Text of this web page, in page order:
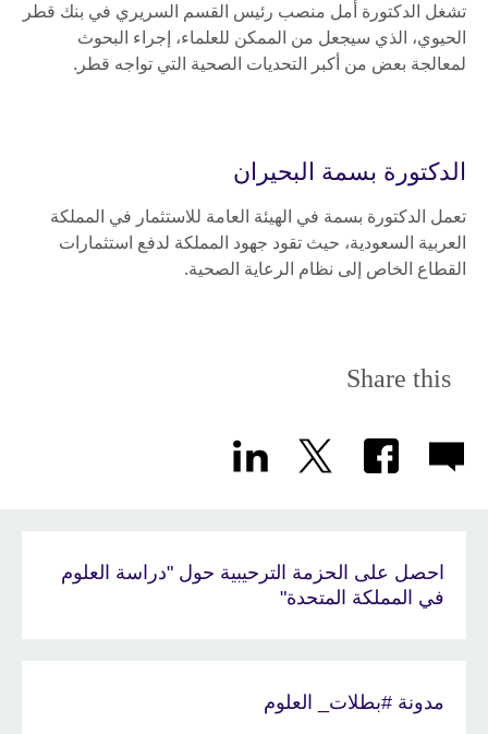
تشغل الدكتورة أمل منصب رئيس القسم السريري في بنك قطر
الحيوي، الذي سيجعل من الممكن للعلماء، إجراء البحوث
لمعالجة بعض من أكبر التحديات الصحية التي تواجه قطر.
الدكتورة بسمة البحيران
تعمل الدكتورة بسمة في الهيئة العامة للاستثمار في المملكة
العربية السعودية، حيث تقود جهود المملكة لدفع استثمارات
القطاع الخاص إلى نظام الرعاية الصحية.
Share this
احصل على الحزمة الترحيبية حول "دراسة العلوم
في المملكة المتحدة"
مدونة #بطلات_ العلوم